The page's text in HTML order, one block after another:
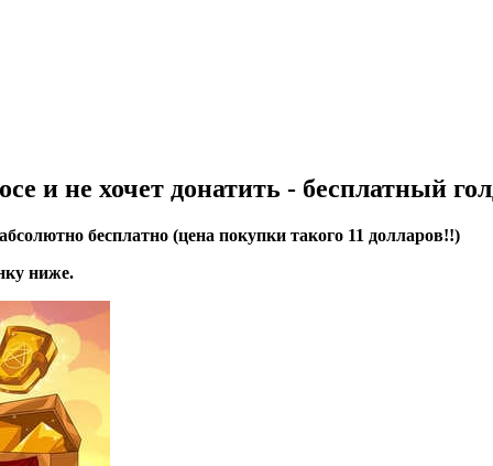
и не хочет донатить - бесплатный
бесплатно (цена покупки такого 11 долларов!!)
ниже.